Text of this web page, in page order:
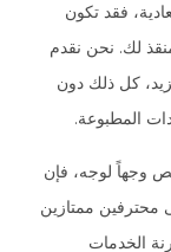
فقد تكون
لك. نحن نقدم
كل ذلك دون
المطبوعة.
وجهاً لوجه، فإن
محترفين ممتازين
الخدمات